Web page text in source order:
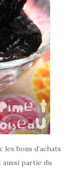
bons d’achats
aussi partie du